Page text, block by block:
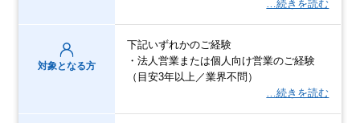
…続きを読む
対象となる方
下記いずれかのご経験
・法人営業または個人向け営業のご経験
（目安3年以上／業界不問）
…続きを読む